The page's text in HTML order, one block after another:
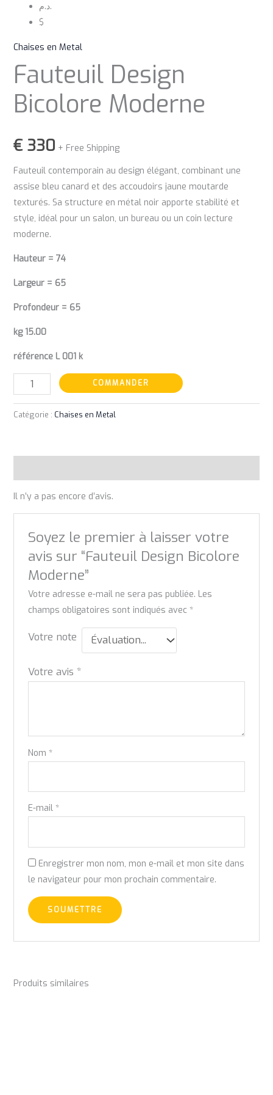
د.م.
$
Chaises en Metal
Fauteuil Design
Bicolore Moderne
€330 + Free Shipping
Fauteuil contemporain au design élégant, combinant une
assise bleu canard et des accoudoirs jaune moutarde
texturés. Sa structure en métal noir apporte stabilité et
style, idéal pour un salon, un bureau ou un coin lecture
moderne.
Hauteur = 74
Largeur = 65
Profondeur = 65
kg 15.00
référence L 001 k
COMMANDER
Catégorie : Chaises en Metal
Il n’y a pas encore d’avis.
Soyez le premier à laisser votre
avis sur “Fauteuil Design Bicolore
Moderne”
Votre adresse e-mail ne sera pas publiée. Les
champs obligatoires sont indiqués avec *
Votre note
Votre avis *
Nom *
E-mail *
Enregistrer mon nom, mon e-mail et mon site dans
le navigateur pour mon prochain commentaire.
Produits similaires